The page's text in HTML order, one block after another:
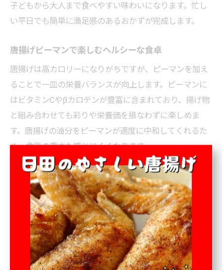
子どもから大人まで食べやすい味わいになります。忙し
い平日でも簡単に満足感のあるおかずが完成します。
唐揚げピーマンで楽しむヘルシーな食卓
唐揚げは高カロリーになりがちですが、ピーマンを加え
ることで一皿の栄養バランスが向上します。ピーマンに
はビタミンCやβカロテンが豊富に含まれており、揚げ物
と組み合わせても彩りや栄養価を損なわずに楽しめま
す。唐揚げの油分をピーマンが適度に中和してくれるた
め、食後の重さも感じにくくなります。
ヘルシー志向の方には、ピーマンを素揚げや片栗粉をま
ぶして揚げ焼きにする方法もおすすめです。こうするこ
とで油の吸収を抑えつつ、カリッとした食感と香ばしさ
がプラスされます。副菜としてサラダや酢の物を添える
と、さらにバランスの良い食卓になります。
片栗粉でカリッと仕上げるピーマン唐揚げ